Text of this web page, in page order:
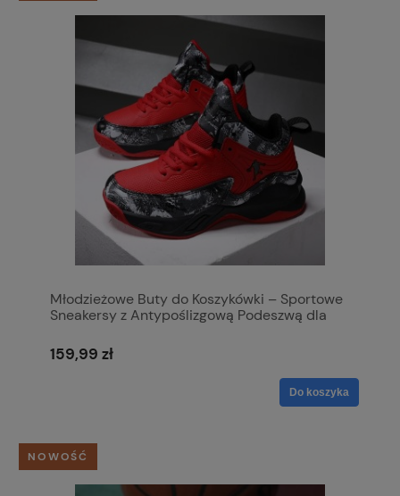
Młodzieżowe Buty do Koszykówki – Sportowe
Sneakersy z Antypoślizgową Podeszwą dla
159,99 zł
Do koszyka
NOWOŚĆ